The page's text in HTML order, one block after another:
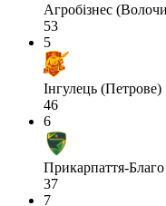
Агробізнес
53
5
Інгулець (Петрове)
46
6
Прикарпаття-
37
7